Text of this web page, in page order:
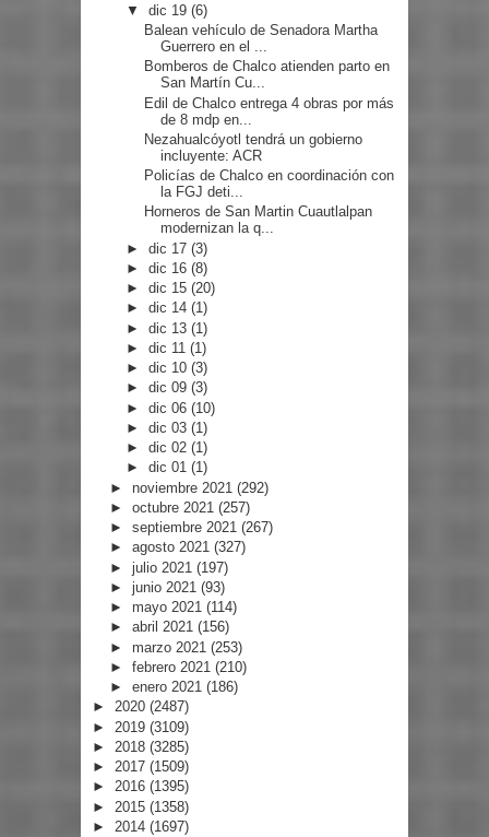
▼dic 19(6)
Balean vehículo de Senadora Martha
Guerrero en el ...
Bomberos de Chalco atienden parto en
San Martín Cu...
Edil de Chalco entrega 4 obras por más
de 8 mdp en...
Nezahualcóyotl tendrá un gobierno
incluyente: ACR
Policías de Chalco en coordinación con
la FGJ deti...
Horneros de San Martin Cuautlalpan
modernizan la q...
►dic 17(3)
►dic 16(8)
►dic 15(20)
►dic 14(1)
►dic 13(1)
►dic 11(1)
►dic 10(3)
►dic 09(3)
►dic 06(10)
►dic 03(1)
►dic 02(1)
►dic 01(1)
► noviembre 2021 (292)
► octubre 2021 (257)
► septiembre 2021 (267)
► agosto 2021 (327)
► julio 2021 (197)
► junio 2021 (93)
► mayo 2021 (114)
► abril 2021 (156)
► marzo 2021 (253)
► febrero 2021 (210)
► enero 2021 (186)
► 2020 (2487)
► 2019 (3109)
► 2018 (3285)
► 2017 (1509)
► 2016 (1395)
► 2015 (1358)
► 2014 (1697)